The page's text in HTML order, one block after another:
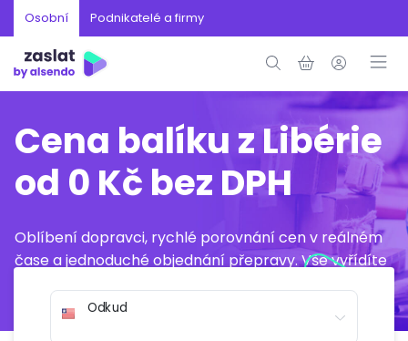
Osobní Podnikatelé a firmy
Cena balíku z Libérie
od 0 Kč bez DPH
Oblíbení dopravci, rychlé porovnání cen v reálném
čase a jednoduché objednání přepravy. Vše vyřídíte
Odkud